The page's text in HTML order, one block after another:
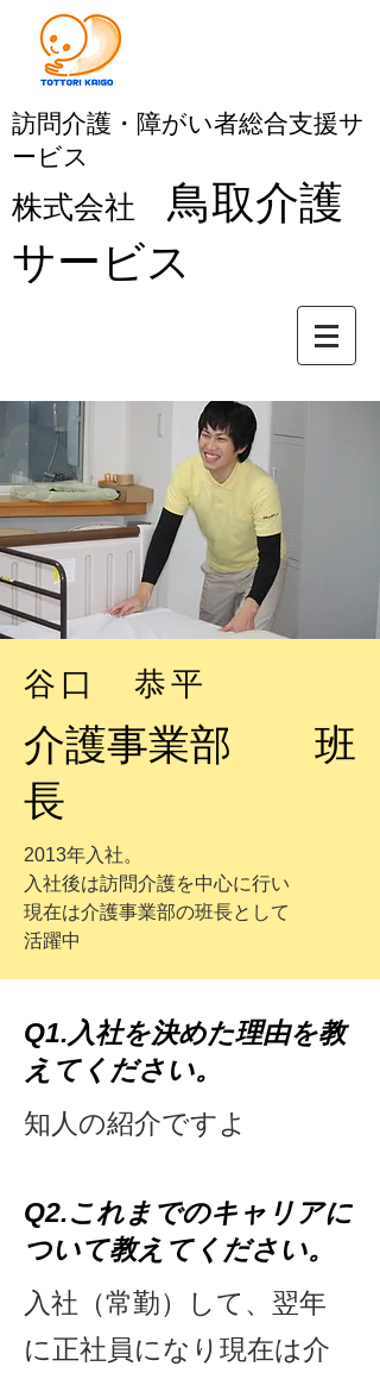
訪問介護・障がい者総合支援サ
ービス
株式会社
鳥取介護
サービス
​谷口 恭平
​介護事業部 班
長
2013年入社。
​入社後は訪問介護を中心に行い
現在は介護事業部の班長として
​活躍中
Q1.入社を決めた理由を教
えてください。
​知人の紹介ですよ
Q2.これまでのキャリアに
ついて教えてください。
​入社（常勤）して、翌年
に正社員になり現在は介